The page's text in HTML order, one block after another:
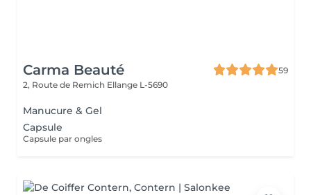
Carma Beauté
59
2, Route de Remich Ellange L-5690
Manucure & Gel
Capsule
Capsule par ongles